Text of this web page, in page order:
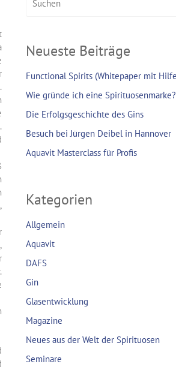
Neueste Beiträge
Functional Spirits (Whitepaper mit
Wie gründe ich eine Spirituosenmarke?
Die Erfolgsgeschichte des Gins
Besuch bei Jürgen Deibel in Hannover
Aquavit Masterclass für Profis
Kategorien
Allgemein
Aquavit
DAFS
Gin
Glasentwicklung
Magazine
Neues aus der Welt der Spirituosen
Seminare